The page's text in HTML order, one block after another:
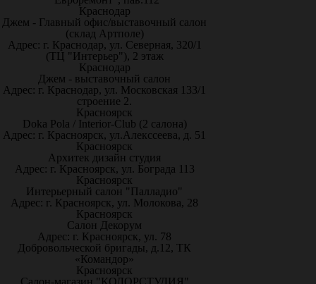
Краснодар
Джем - Главный офис/выставочный салон
(склад Артполе)
Адрес: г. Краснодар, ул. Северная, 320/1
(ТЦ "Интерьер"), 2 этаж
Краснодар
Джем - выставочный салон
Адрес: г. Краснодар, ул. Московская 133/1
строение 2.
Красноярск
Doka Pola / Interior-Club (2 салона)
Адрес: г. Красноярск, ул.Алекссеева, д. 51
Красноярск
Архитек дизайн студия
Адрес: г. Красноярск, ул. Бограда 113
Красноярск
Интерьерный салон "Палладио"
Адрес: г. Красноярск, ул. Молокова, 28
Красноярск
Салон Декорум
Адрес: г. Красноярск, ул. 78
Добровольческой бригады, д.12, ТК
«Командор»
Красноярск
Салон-магазин "КОЛОРСТУДИЯ"